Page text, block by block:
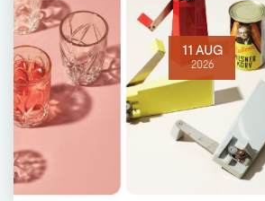
11 AUG
2026